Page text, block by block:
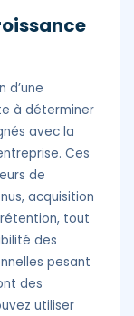
d’une
à déterminer
avec la
Ces
de
acquisition
tout
des
pesant
des
utiliser